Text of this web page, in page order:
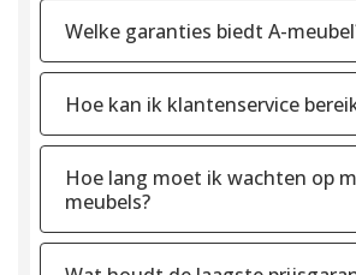
Welke garanties biedt A-
Hoe kan ik klantenservice
Hoe lang moet ik wachten op
meubels?